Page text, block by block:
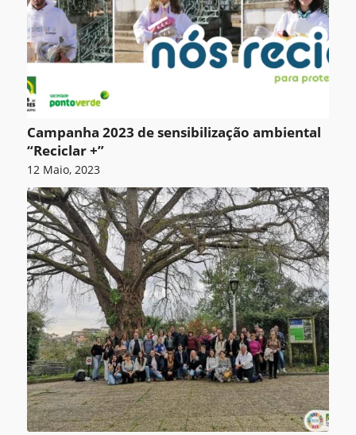
Campanha 2023 de sensibilização ambiental
“Reciclar +”
12 Maio, 2023